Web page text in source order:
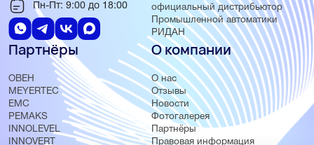
официальный дистрибьютор
Промышленной автоматики
РИДАН
Партнёры
ОВЕН
MEYERTEC
EMC
PEMAKS
INNOLEVEL
INNOVERT
О компании
О нас
Отзывы
Новости
Фотогалерея
Партнёры
Правовая информация
Пн-Пт: 9:00 до 18:00